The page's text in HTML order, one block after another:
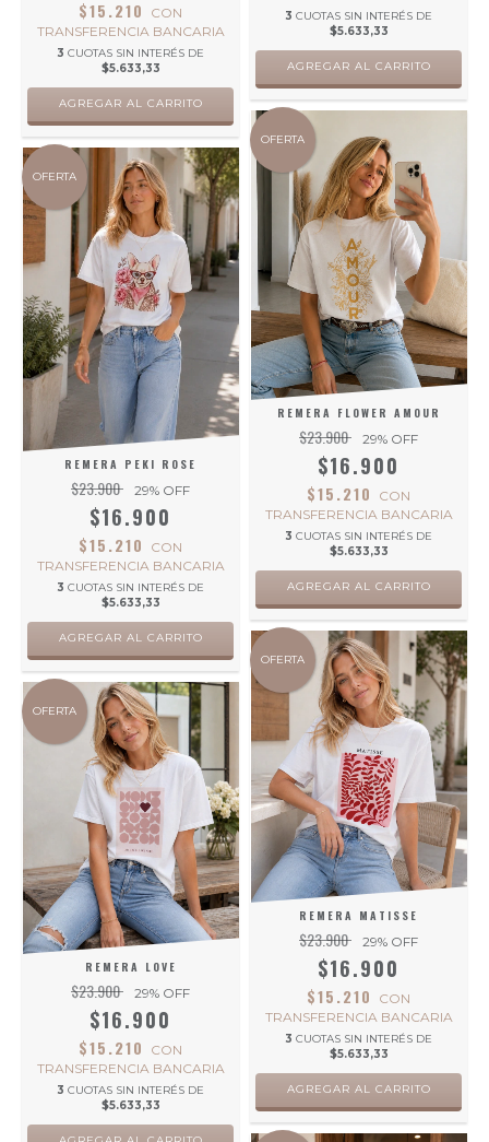
$15.210
CON
TRANSFERENCIA BANCARIA
3 CUOTAS SIN INTERÉS DE
$5.633,33
AGREGAR AL CARRITO
3 CUOTAS SIN INTERÉS DE
$5.633,33
AGREGAR AL CARRITO
OFERTA
REMERA PEKI ROSE
$23.900 29% OFF
$16.900
$15.210
CON
TRANSFERENCIA BANCARIA
3 CUOTAS SIN INTERÉS DE
$5.633,33
AGREGAR AL CARRITO
OFERTA
REMERA FLOWER AMOUR
$23.900 29% OFF
$16.900
$15.210
CON
TRANSFERENCIA BANCARIA
3 CUOTAS SIN INTERÉS DE
$5.633,33
AGREGAR AL CARRITO
OFERTA
REMERA LOVE
$23.900 29% OFF
$16.900
$15.210
CON
TRANSFERENCIA BANCARIA
3 CUOTAS SIN INTERÉS DE
$5.633,33
OFERTA
REMERA MATISSE
$23.900 29% OFF
$16.900
$15.210
CON
TRANSFERENCIA BANCARIA
3 CUOTAS SIN INTERÉS DE
$5.633,33
AGREGAR AL CARRITO